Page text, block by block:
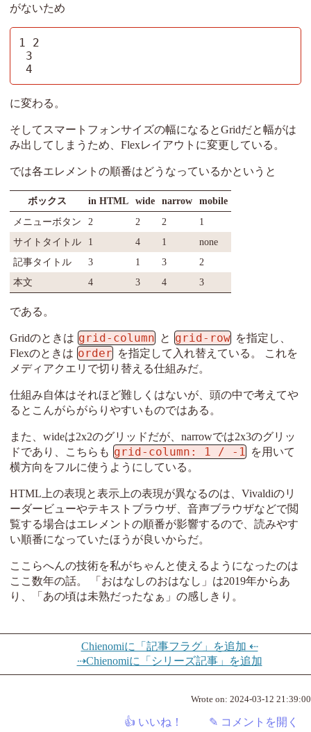
がないため
1 2
4
に変わる。
そしてスマートフォンサイズの幅になるとGridだと幅がは
み出してしまうため、Flexレイアウトに変更している。
では各エレメントの順番はどうなっているかというと
ボックス in HTML wide narrow
mobile
メニューボタン
2 2 2
1
サイトタイトル
1 4 1
none
記事タイトル
3 1 3
2
本文
4 3 4 3
である。
Gridのときは grid-column と grid-row を指定し、
Flexのときは order を指定して入れ替えている。 これを
メディアクエリで切り替える仕組みだ。
仕組み自体はそれほど難しくはないが、頭の中で考えてや
るとこんがらがらりやすいものではある。
また、wideは2x2のグリッドだが、narrowでは2x3のグリッ
ドであり、こちらも grid-column: 1 / -1 を用いて
横方向をフルに使うようにしている。
HTML上の表現と表示上の表現が異なるのは、Vivaldiのリ
ーダービューやテキストブラウザ、音声ブラウザなどで閲
覧する場合はエレメントの順番が影響するので、読みやす
い順番になっていたほうが良いからだ。
ここらへんの技術を私がちゃんと使えるようになったのは
ここ数年の話。 「おはなしのおはなし」は2019年からあ
り、「あの頃は未熟だったなぁ」の感しきり。
Chienomiに「記事フラグ」を追加 ⇠
⇢Chienomiに「シリーズ記事」を追加
Wrote on: 2024-03-12 21:39:00